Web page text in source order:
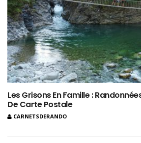
Les Grisons En Famille :
De Carte Postale
CARNETSDERANDO